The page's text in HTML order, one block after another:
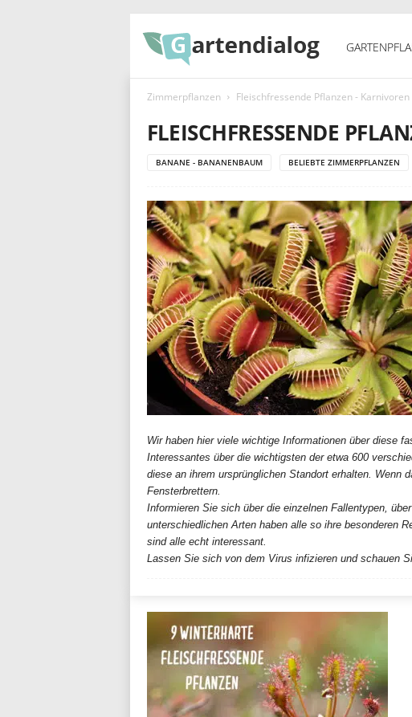
t
e
n
a
o
Zimmerpflanzen Fleischfressende Pflanzen - Karnivoren
FLEISCHFRESSENDE
BANANE - BANANENBAUM BELIEBTE ZIMMERPFLANZEN
Wir haben hier viele wichtige Informationen über diese
Interessantes über die wichtigsten der etwa 600
diese an ihrem ursprünglichen Standort erhalten.
Fensterbrettern.
Informieren Sie sich über die einzelnen Fallentypen,
unterschiedlichen Arten haben alle so ihre besonderen
sind alle echt interessant.
Lassen Sie sich von dem Virus infizieren und schauen